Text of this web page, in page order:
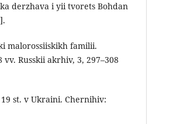
derzhava i yii tvorets Bohdan
malorossiiskikh familii.
Russkii akrhiv, 3, 297–308
st. v Ukraini. Chernihiv: